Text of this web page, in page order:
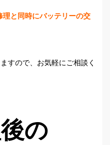
と同時にバッテリーの交
すので、お気軽にご相談く
の